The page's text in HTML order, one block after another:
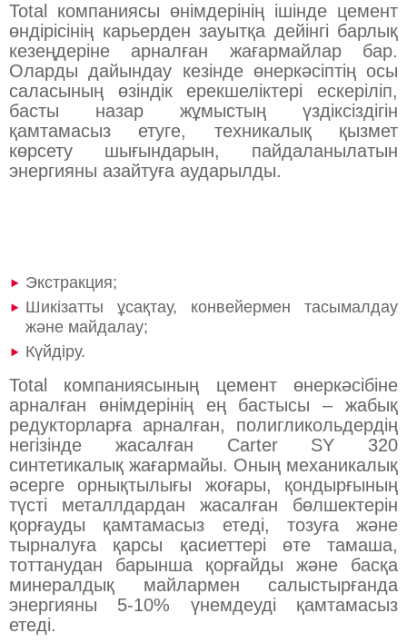
Total компаниясы өнімдерінің ішінде цемент
өндірісінің карьерден зауытқа дейінгі барлық
кезеңдеріне арналған жағармайлар бар.
Оларды дайындау кезінде өнеркәсіптің осы
саласының өзіндік ерекшеліктері ескеріліп,
басты назар жұмыстың үздіксіздігін
қамтамасыз етуге, техникалық қызмет
көрсету шығындарын, пайдаланылатын
энергияны азайтуға аударылды.
Экстракция;
Шикізатты ұсақтау, конвейермен тасымалдау
және майдалау;
Күйдіру.
Total компаниясының цемент өнеркәсібіне
арналған өнімдерінің ең бастысы – жабық
редукторларға арналған, полигликольдердің
негізінде жасалған Carter SY 320
синтетикалық жағармайы. Оның механикалық
әсерге орнықтылығы жоғары, қондырғының
түсті металлдардан жасалған бөлшектерін
қорғауды қамтамасыз етеді, тозуға және
тырналуға қарсы қасиеттері өте тамаша,
тоттанудан барынша қорғайды және басқа
минералдық майлармен салыстырғанда
энергияны 5-10% үнемдеуді қамтамасыз
етеді.